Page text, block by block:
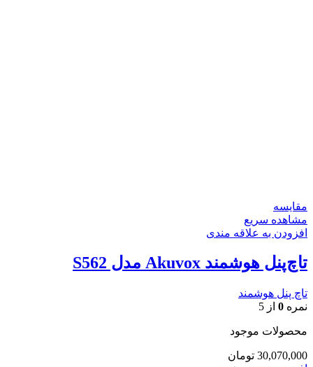
مقایسه
مشاهده سریع
افزودن به علاقه مندی
تاچ‌پنل هوشمند Akuvox مدل S562
تاچ پنل هوشمند
نمره 0 از 5
محصولات موجود
30,070,000 تومان